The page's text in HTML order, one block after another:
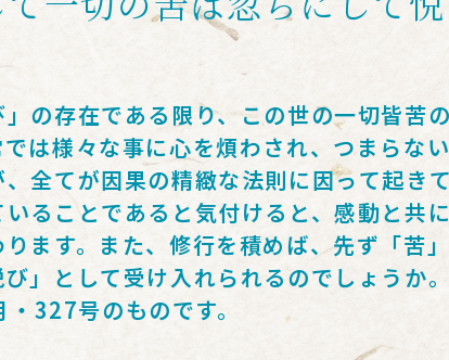
の存在である限り、この世の一切皆苦
は様々な事に心を煩わされ、つまらな
全てが因果の精緻な法則に因って起き
ることであると気付けると、感動と共に
ます。また、修行を積めば、先ず「苦
び」として受け入れられるのでしょうか
327号のものです。